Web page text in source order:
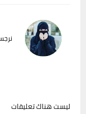
ليست هناك تعليقات